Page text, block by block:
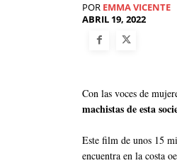
POR EMMA VICENTE
ABRIL 19, 2022
Con las voces de
machistas de esta
Este film de unos 15
encuentra en la costa